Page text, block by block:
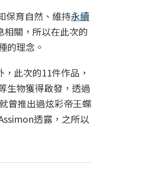
保育自然、維持永續
關，所以在此次的
的理念。
此次的11件作品，
生物獲得啟發，透過
曾推出過炫彩帝王蝶
透露，之所以